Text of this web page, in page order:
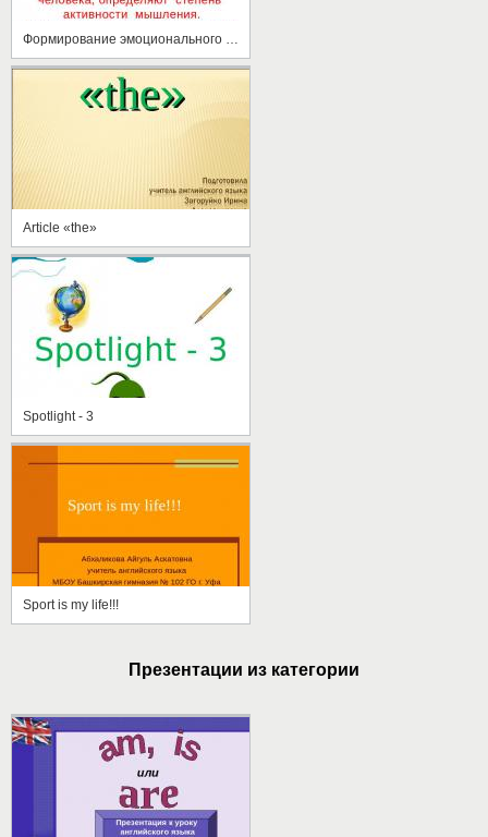
Article «the»
Spotlight - 3
Sport is my life!!!
Презентации из категории